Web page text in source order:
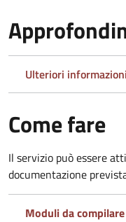
Ulteriori informazioni
Come fare
Il servizio può essere
documentazione
Moduli da